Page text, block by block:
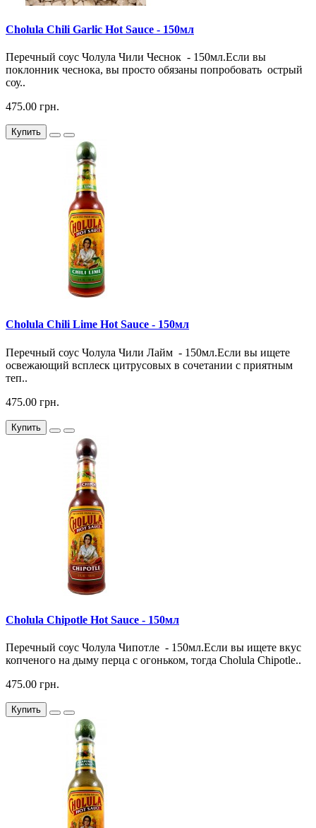
Cholula Chili Garlic Hot Sauce - 150мл
Перечный соус Чолула Чили Чеснок - 150мл.Если вы
поклонник чеснока, вы просто обязаны попробовать острый
соу..
475.00 грн.
Купить
Cholula Chili Lime Hot Sauce - 150мл
Перечный соус Чолула Чили Лайм - 150мл.Если вы ищете
освежающий всплеск цитрусовых в сочетании с приятным
теп..
475.00 грн.
Купить
Cholula Chipotle Hot Sauce - 150мл
Перечный соус Чолула Чипотле - 150мл.Если вы ищете вкус
копченого на дыму перца с огоньком, тогда Cholula Chipotle..
475.00 грн.
Купить